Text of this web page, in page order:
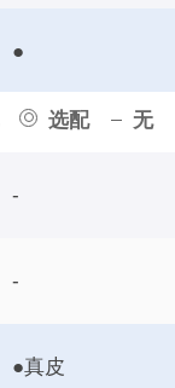
选配 无
●
-
-
●真皮